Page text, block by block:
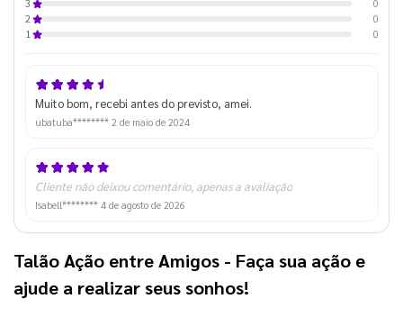
3
0
2
0
1
0
Muito bom, recebi antes do previsto, amei.
ubatuba******** 2 de maio de 2024
Cliente não deixou comentário, apenas a avaliação
Isabell******** 4 de agosto de 2026
Talão Ação entre Amigos - Faça sua ação e
ajude a realizar seus sonhos!